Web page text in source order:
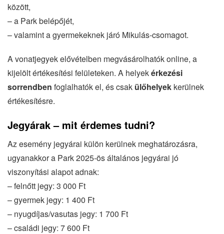
között,
– a Park belépőjét,
– valamint a gyermekeknek járó Mikulás-csomagot.
A vonatjegyek elővételben megvásárolhatók online, a
kijelölt értékesítési felületeken. A helyekérkezési
sorrendben foglalhatók el, és csak ülőhelyek kerülnek
értékesítésre.
Jegyárak – mit érdemes tudni?
Az esemény jegyárai külön kerülnek meghatározásra,
ugyanakkor a Park 2025-ös általános jegyárai jó
viszonyítási alapot adnak:
– felnőtt jegy: 3 000 Ft
– gyermek jegy: 1 400 Ft
– nyugdíjas/vasutas jegy: 1 700 Ft
– családi jegy: 7 600 Ft